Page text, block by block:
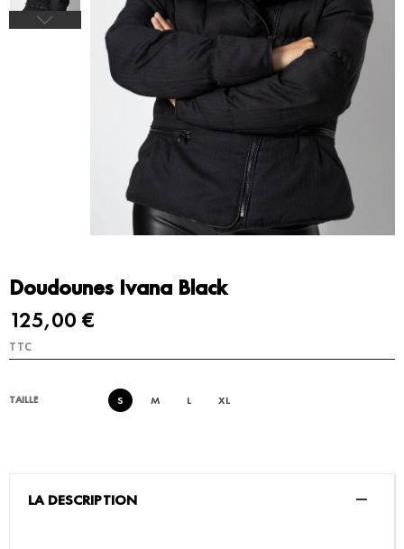
Doudounes Ivana Black
125,00 €
TTC
TAILLE S M L XL
LA DESCRIPTION